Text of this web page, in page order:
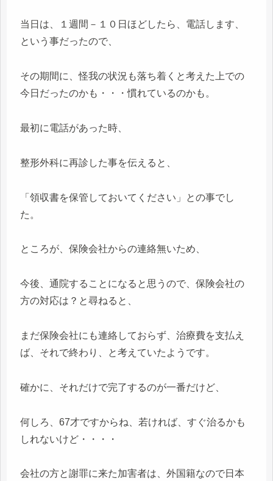
当日は、１週間－１０日ほどしたら、電話します、
という事だったので、
その期間に、怪我の状況も落ち着くと考えた上での
今日だったのかも・・・慣れているのかも。
最初に電話があった時、
整形外科に再診した事を伝えると、
「領収書を保管しておいてください」との事でし
た。
ところが、保険会社からの連絡無いため、
今後、通院することになると思うので、保険会社の
方の対応は？と尋ねると、
まだ保険会社にも連絡しておらず、治療費を支払え
ば、それで終わり、と考えていたようです。
確かに、それだけで完了するのが一番だけど、
何しろ、67才ですからね、若ければ、すぐ治るかも
しれないけど・・・・
会社の方と謝罪に来た加害者は、外国籍なので日本